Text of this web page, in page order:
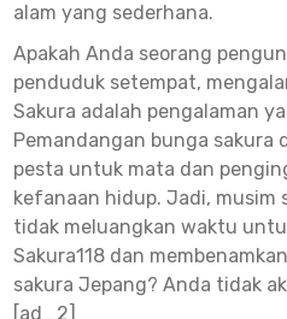
alam yang sederhana.
Apakah Anda seorang
penduduk setempat,
Sakura adalah pengalaman
Pemandangan bunga sakura
pesta untuk mata dan
kefanaan hidup. Jadi, musim
tidak meluangkan waktu
Sakura118 dan
sakura Jepang? Anda tidak
[ad_2]